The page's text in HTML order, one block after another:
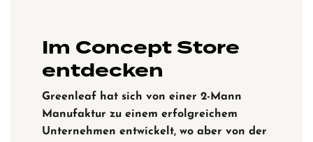
Im Concept Store
entdecken
Greenleaf hat sich von einer 2-Mann
Manufaktur zu einem erfolgreichem
Unternehmen entwickelt, wo aber von der